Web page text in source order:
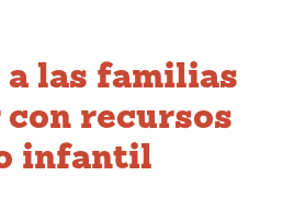
a las familias
con recursos
infantil